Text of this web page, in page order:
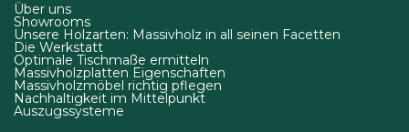
Über uns
Showrooms
Unsere Holzarten: Massivholz in all seinen Facetten
Die Werkstatt
Optimale Tischmaße ermitteln
Massivholzplatten Eigenschaften
Massivholzmöbel richtig pflegen
Nachhaltigkeit im Mittelpunkt
Auszugssysteme